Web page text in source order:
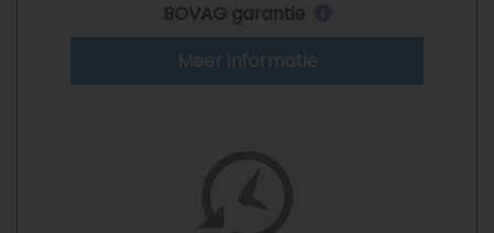
BOVAG garantie
Meer informatie